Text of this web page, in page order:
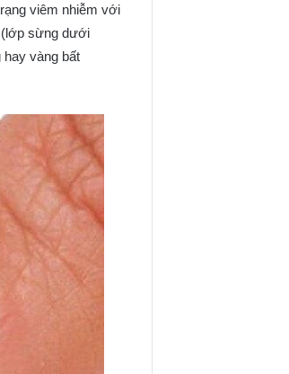
viêm nhiễm với
(lớp sừng dưới
vàng bất